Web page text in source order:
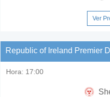
Ver
Republic of Ireland Premier
Hora: 17:00